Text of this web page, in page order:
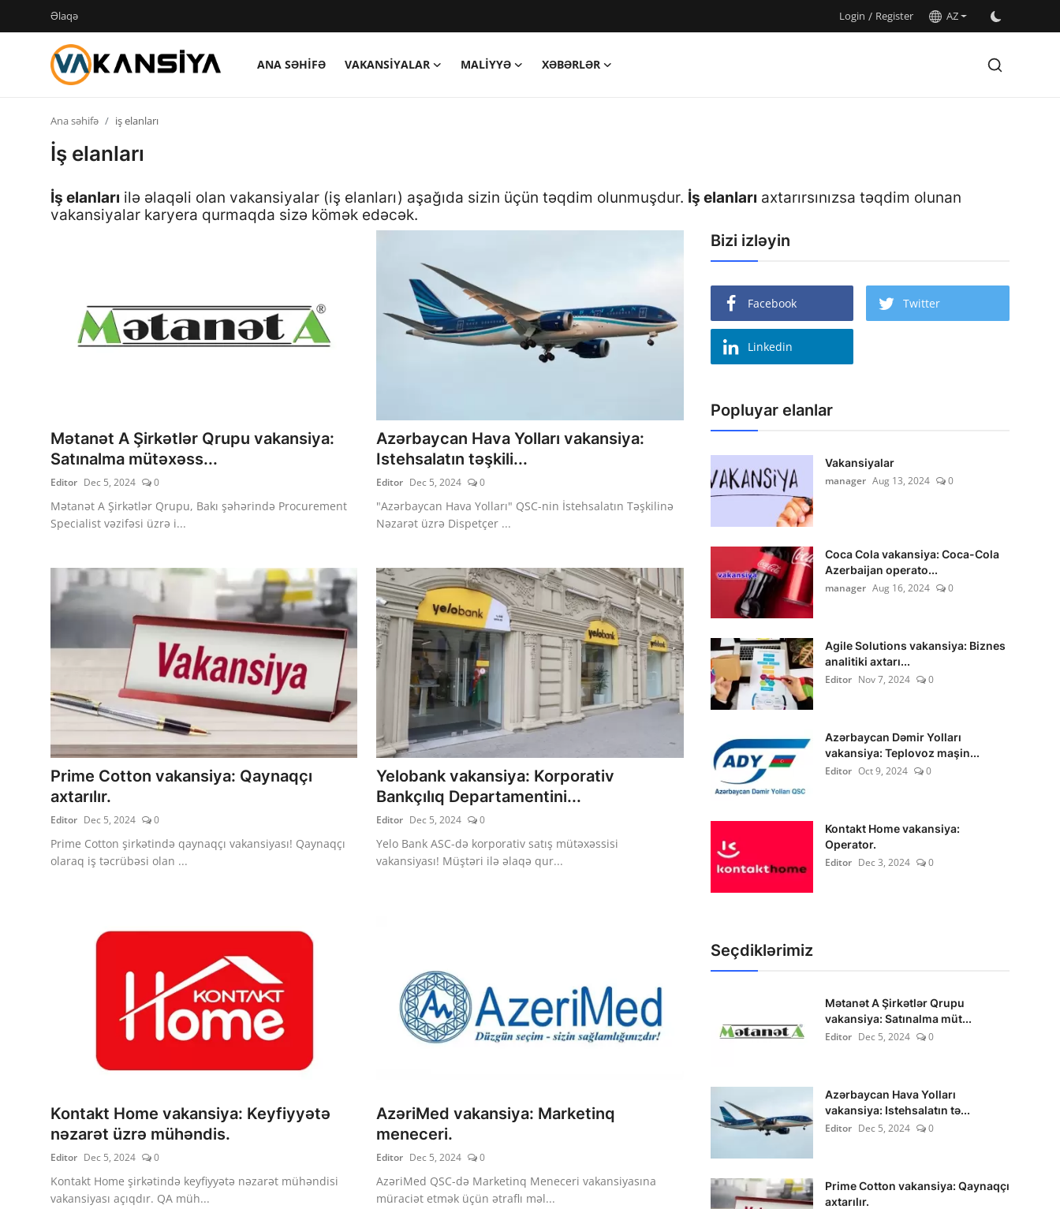
Əlaqə Login / Register AZ
ANA SƏHIFƏ VAKANSIYALAR MALIYYƏ
XƏBƏRLƏR
Login
Vakansiyalar
Maliyyə
AZ
Ana səhifə iş elanları
İş elanları
İş elanları ilə əlaqəli olan vakansiyalar (iş elanları) aşağıda sizin üçün təqdim olunmuşdur. İş elanları axtarırsınızsa təqdim olunan
vakansiyalar karyera qurmaqda sizə kömək edəcək.
Mətanət A Şirkətlər Qrupu vakansiya:
Satınalma mütəxəss...
Editor Dec 5, 2024 0
Mətanət A Şirkətlər Qrupu, Bakı şəhərində Procurement
Specialist vəzifəsi üzrə i...
Azərbaycan Hava Yolları vakansiya:
Istehsalatın təşkili...
Editor Dec 5, 2024 0
"Azərbaycan Hava Yolları" QSC-nin İstehsalatın Təşkilinə
Nəzarət üzrə Dispetçer ...
Prime Cotton vakansiya: Qaynaqçı
axtarılır.
Editor Dec 5, 2024 0
Prime Cotton şirkətində qaynaqçı vakansiyası! Qaynaqçı
olaraq iş təcrübəsi olan ...
Yelobank vakansiya: Korporativ
Bankçılıq Departamentini...
Editor Dec 5, 2024 0
Yelo Bank ASC-də korporativ satış mütəxəssisi
vakansiyası! Müştəri ilə əlaqə qur...
Kontakt Home vakansiya: Keyfiyyətə
nəzarət üzrə mühəndis.
Editor Dec 5, 2024 0
Kontakt Home şirkətində keyfiyyətə nəzarət mühəndisi
vakansiyası açıqdır. QA müh...
AzəriMed vakansiya: Marketinq
meneceri.
Editor Dec 5, 2024 0
AzəriMed QSC-də Marketinq Meneceri vakansiyasına
müraciət etmək üçün ətraflı məl...
Bizi izləyin
Facebook Twitter
Linkedin
Popluyar elanlar
Vakansiyalar
manager Aug 13, 2024 0
Coca Cola vakansiya: Coca-Cola
Azerbaijan operato...
manager Aug 16, 2024 0
Agile Solutions vakansiya: Biznes
analitiki axtarı...
Editor Nov 7, 2024 0
Azərbaycan Dəmir Yolları
vakansiya: Teplovoz maşin...
Editor Oct 9, 2024 0
Kontakt Home vakansiya:
Operator.
Editor Dec 3, 2024 0
Seçdiklərimiz
Mətanət A Şirkətlər Qrupu
vakansiya: Satınalma müt...
Editor Dec 5, 2024 0
Azərbaycan Hava Yolları
vakansiya: Istehsalatın tə...
Editor Dec 5, 2024 0
Prime Cotton vakansiya: Qaynaqçı
axtarılır.